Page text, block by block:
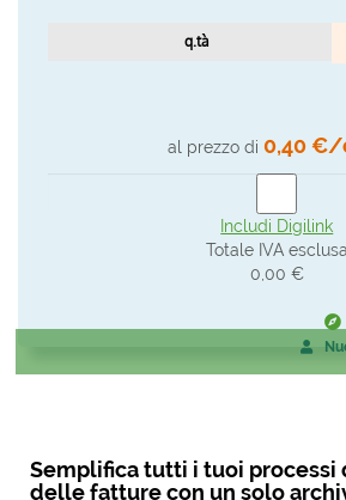
q.tà
al prezzo di 0,40 €/
Includi Digilink
Totale IVA esclusa
0,00 €
Semplifica tutti i tuoi processi
delle fatture con un solo